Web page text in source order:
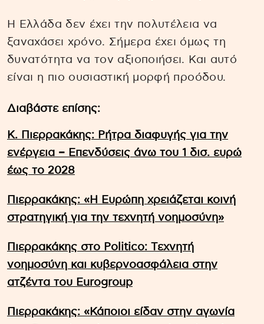
Η Ελλάδα δεν έχει την πολυτέλεια να
ξαναχάσει χρόνο. Σήμερα έχει όμως τη
δυνατότητα να τον αξιοποιήσει. Και αυτό
είναι η πιο ουσιαστική μορφή προόδου.
Διαβάστε επίσης:
Κ. Πιερρακάκης: Ρήτρα διαφυγής για την
ενέργεια – Επενδύσεις άνω του 1 δισ. ευρώ
έως το 2028
Πιερρακάκης: «Η Ευρώπη χρειάζεται κοινή
στρατηγική για την τεχνητή νοημοσύνη»
Πιερρακάκης στο Politico: Tεχνητή
νοημοσύνη και κυβερνοασφάλεια στην
ατζέντα του Eurogroup
Πιερρακάκης: «Κάποιοι είδαν στην αγωνία